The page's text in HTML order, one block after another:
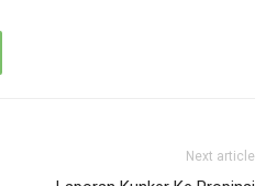
Next article